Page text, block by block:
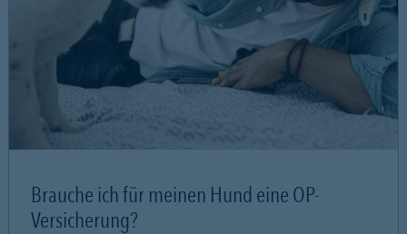
Brauche ich für meinen Hund eine OP-
Versicherung?